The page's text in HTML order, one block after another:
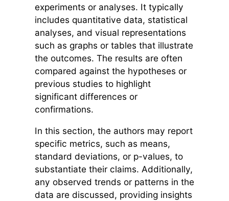
experiments or analyses. It typically
includes quantitative data, statistical
analyses, and visual representations
such as graphs or tables that illustrate
the outcomes. The results are often
compared against the hypotheses or
previous studies to highlight
significant differences or
confirmations.
In this section, the authors may report
specific metrics, such as means,
standard deviations, or p-values, to
substantiate their claims. Additionally,
any observed trends or patterns in the
data are discussed, providing insights